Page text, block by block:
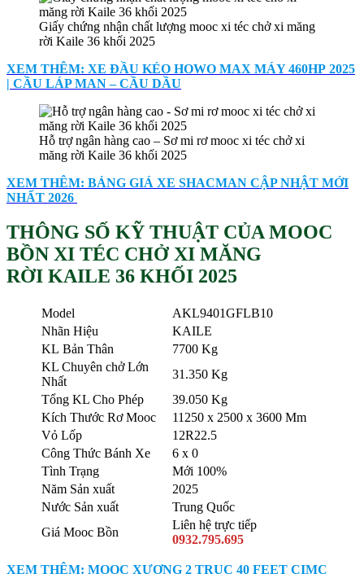
Giấy chứng nhận chất lượng mooc xi téc chở xi măng
rời Kaile 36 khối 2025
XEM THÊM: XE ĐẦU KÉO HOWO MAX MÁY 460HP 2025
| CẦU LÁP MAN – CẦU DẦU
Hỗ trợ ngân hàng cao – Sơ mi rơ mooc xi téc chở xi
măng rời Kaile 36 khối 2025
XEM THÊM: BẢNG GIÁ XE SHACMAN CẬP NHẬT MỚI
NHẤT 2026
THÔNG SỐ KỸ THUẬT CỦA MOOC
BỒN XI TÉC CHỞ XI MĂNG
RỜI KAILE 36 KHỐI 2025
Model
AKL9401GFLB10
Nhãn Hiệu
KAILE
KL Bản Thân
7700 Kg
KL Chuyên chở Lớn
Nhất
31.350 Kg
Tổng KL Cho Phép
39.050 Kg
Kích Thước Rơ Mooc
11250 x 2500 x 3600 Mm
Vỏ Lốp
12R22.5
Công Thức Bánh Xe
6 x 0
Tình Trạng
Mới 100%
Năm Sản xuất
2025
Nước Sản xuất
Trung Quốc
Giá Mooc Bồn
Liên hệ trực tiếp
0932.795.695
XEM THÊM: MOOC XƯƠNG 2 TRỤC 40 FEET CIMC